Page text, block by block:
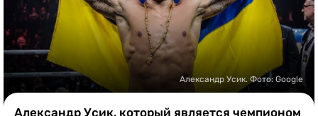
Казино
Александр Усик. Фото: Google
Александр Усик, который является чемпионом